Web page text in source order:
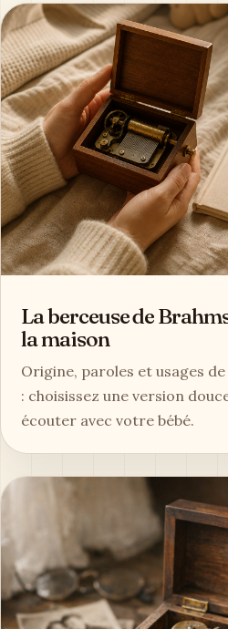
La berceuse de
la maison
Origine, paroles et usages
: choisissez une version
écouter avec votre bébé.